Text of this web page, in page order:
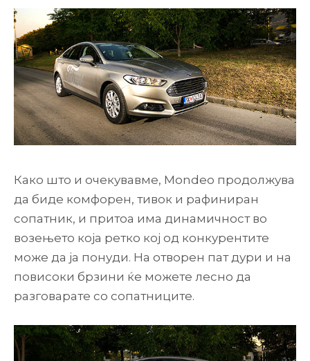
Како што и очекувавме, Mondeo продолжува
да биде комфорен, тивок и рафиниран
сопатник, и притоа има динамичност во
возењето која ретко кој од конкурентите
може да ја понуди. На отворен пат дури и на
повисоки брзини ќе можете лесно да
разговарате со сопатниците.